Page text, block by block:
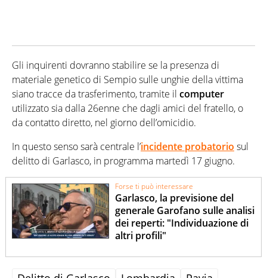
Gli inquirenti dovranno stabilire se la presenza di
materiale genetico di Sempio sulle unghie della vittima
siano tracce da trasferimento, tramite il computer
utilizzato sia dalla 26enne che dagli amici del fratello, o
da contatto diretto, nel giorno dell’omicidio.
In questo senso sarà centrale l’incidente probatorio sul
delitto di Garlasco, in programma martedì 17 giugno.
Forse ti può interessare
Garlasco, la previsione del
generale Garofano sulle analisi
dei reperti: "Individuazione di
altri profili"